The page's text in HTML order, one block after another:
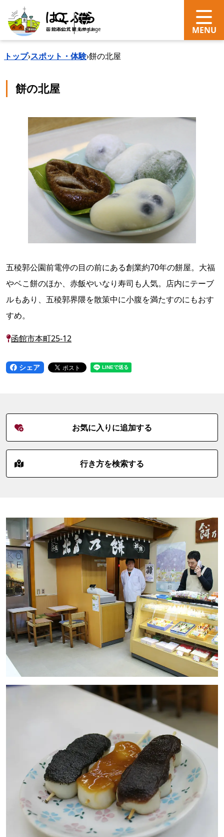
search Language
トップ›スポット・体験›餅の北屋
餅の北屋
五稜郭公園前電停の目の前にある創業約70年の餅屋。大福
やベこ餅のほか、赤飯やいなり寿司も人気。店内にテーブ
ルもあり、五稜郭界隈を散策中に小腹を満たすのにもおす
すめ。
函館市本町25-12
シェア
お気に入りに追加する
行き方を検索する